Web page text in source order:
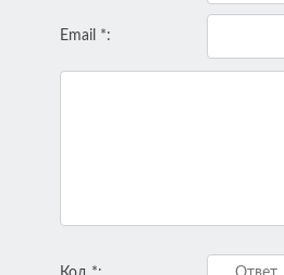
Email *: